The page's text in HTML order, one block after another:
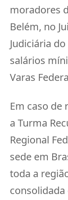
moradores
Belém, no
Judiciária
salários
Varas
Em caso de
a Turma
Regional
sede em
toda a
consolidada